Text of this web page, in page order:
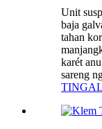
Unit
baja
tahan
karét
sareng